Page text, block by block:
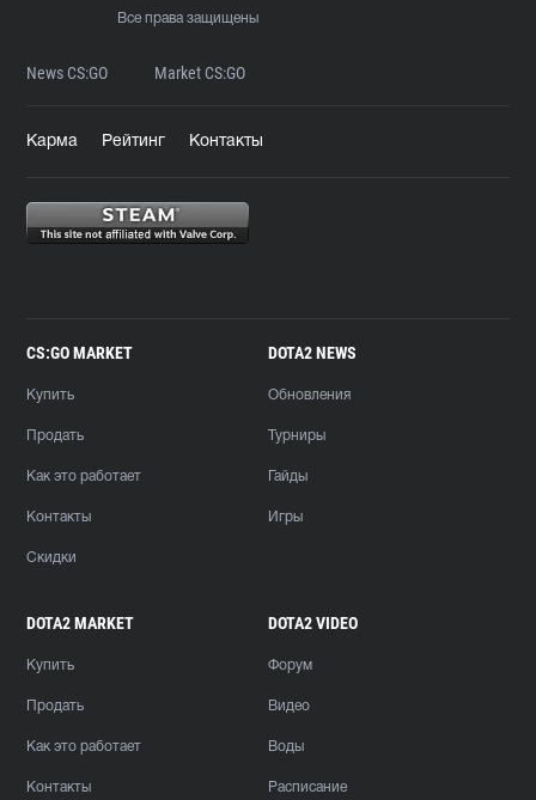
Все права защищены
News CS:GO Market CS:GO
Карма Рейтинг Контакты
CS:GO MARKET
Купить
Продать
Как это работает
Контакты
Скидки
DOTA2 NEWS
Обновления
Турниры
Гайды
Игры
DOTA2 MARKET
Купить
Продать
Как это работает
Контакты
DOTA2 VIDEO
Форум
Видео
Воды
Расписание